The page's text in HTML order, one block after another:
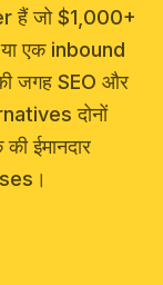
हैं जो $1,000+
एक inbound
जगह SEO और
दोनों
ईमानदार